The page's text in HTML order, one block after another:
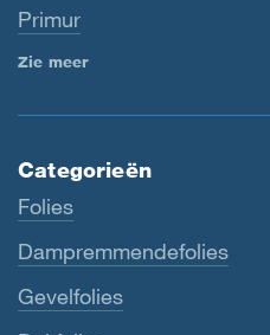
Primur
Zie meer
Categorieën
Folies
Dampremmendefolies
Gevelfolies